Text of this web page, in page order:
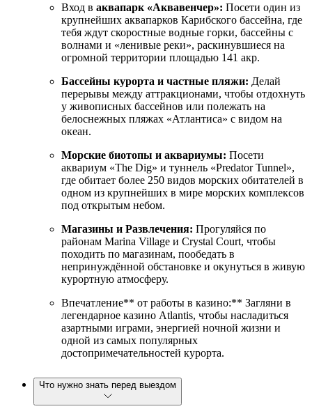
Вход в аквапарк «Аквавенчер»: Посети один из
крупнейших аквапарков Карибского бассейна, где
тебя ждут скоростные водные горки, бассейны с
волнами и «ленивые реки», раскинувшиеся на
огромной территории площадью 141 акр.
Бассейны курорта и частные пляжи: Делай
перерывы между аттракционами, чтобы отдохнуть
у живописных бассейнов или полежать на
белоснежных пляжах «Атлантиса» с видом на
океан.
Морские биотопы и аквариумы: Посети
аквариум «The Dig» и туннель «Predator Tunnel»,
где обитает более 250 видов морских обитателей в
одном из крупнейших в мире морских комплексов
под открытым небом.
Магазины и Развлечения: Прогуляйся по
районам Marina Village и Crystal Court, чтобы
походить по магазинам, пообедать в
непринуждённой обстановке и окунуться в живую
курортную атмосферу.
Впечатление** от работы в казино:** Загляни в
легендарное казино Atlantis, чтобы насладиться
азартными играми, энергией ночной жизни и
одной из самых популярных
достопримечательностей курорта.
Что нужно знать перед выездом